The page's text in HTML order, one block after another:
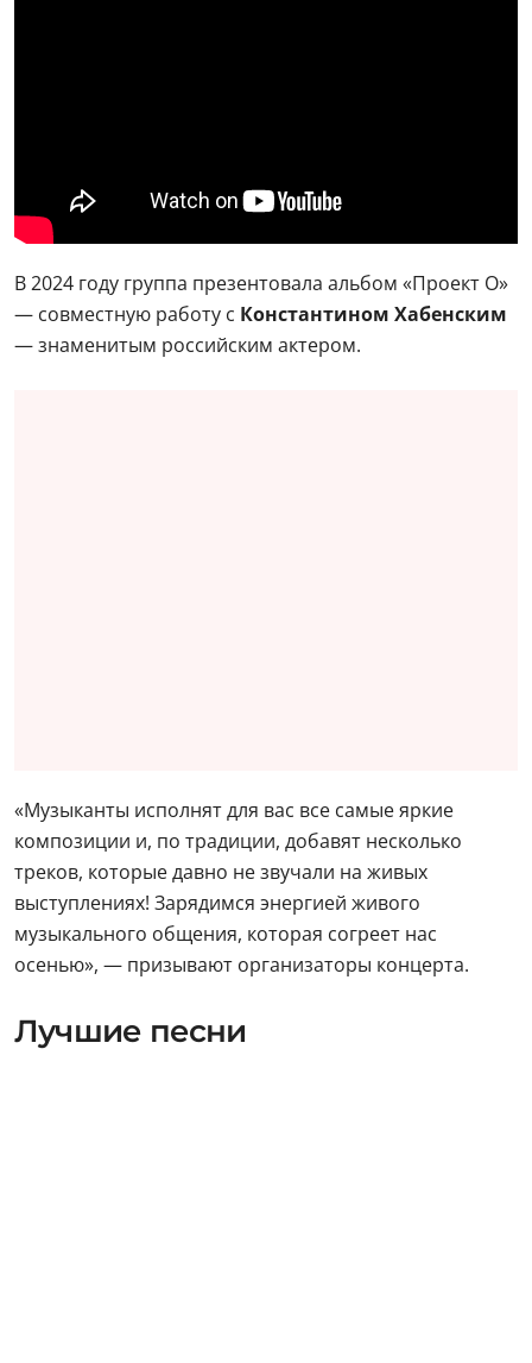
В 2024 году группа презентовала альбом «Проект О»
— совместную работу с Константином Хабенским
— знаменитым российским актером.
«Музыканты исполнят для вас все самые яркие
композиции и, по традиции, добавят несколько
треков, которые давно не звучали на живых
выступлениях! Зарядимся энергией живого
музыкального общения, которая согреет нас
осенью», — призывают организаторы концерта.
Лучшие песни